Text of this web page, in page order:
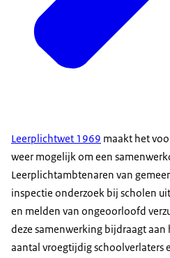
Leerplichtwet 1969 maakt het
weer mogelijk om een
Leerplichtambtenaren van
inspectie onderzoek bij scholen
en melden van ongeoorloofd
deze samenwerking bijdraagt
aantal vroegtijdig schoolverlaters